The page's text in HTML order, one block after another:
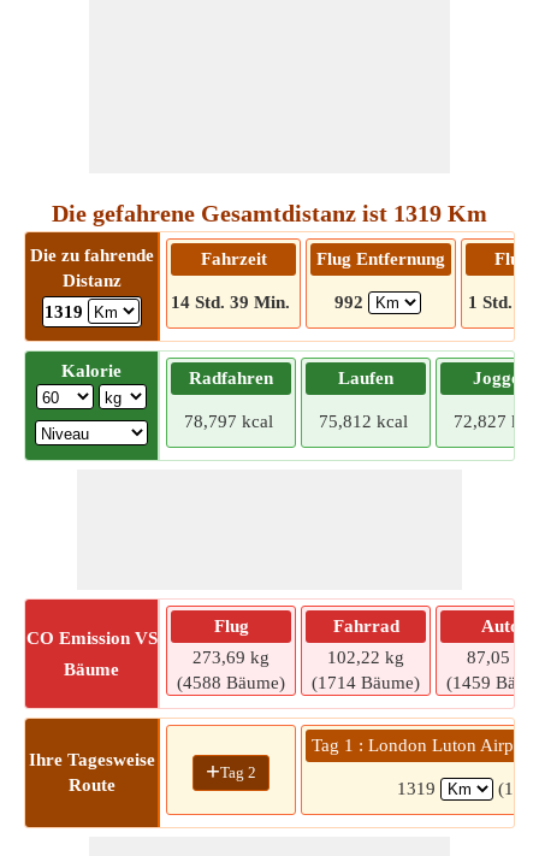
Die gefahrene Gesamtdistanz ist 1319 Km
Die zu fahrende
Distanz
1319
Fahrzeit
14 Std. 39 Min.
Flug Entfernung
992 1 Std.
Kalorie Radfahren
78,797 kcal
Laufen
75,812 kcal
Joggen
72,827
CO Emission VS
Bäume
Flug
273,69 kg
(4588 Bäume)
Fahrrad
102,22 kg
(1714 Bäume)
Auto
87,05 kg
(1459
Ihre Tagesweise
Route
+Tag 2
Tag 1 : London Luton
1319 (14